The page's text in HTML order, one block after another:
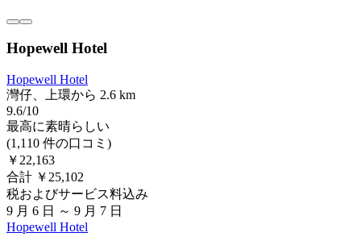
Hopewell Hotel
Hopewell Hotel
灣仔、上環から 2.6 km
9.6/10
最高に素晴らしい
(1,110 件の口コミ)
￥22,163
合計 ￥25,102
税およびサービス料込み
9 月 6 日 ～ 9 月 7 日
Hopewell Hotel